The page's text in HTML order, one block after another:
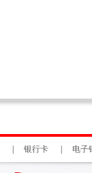
银行卡 电子